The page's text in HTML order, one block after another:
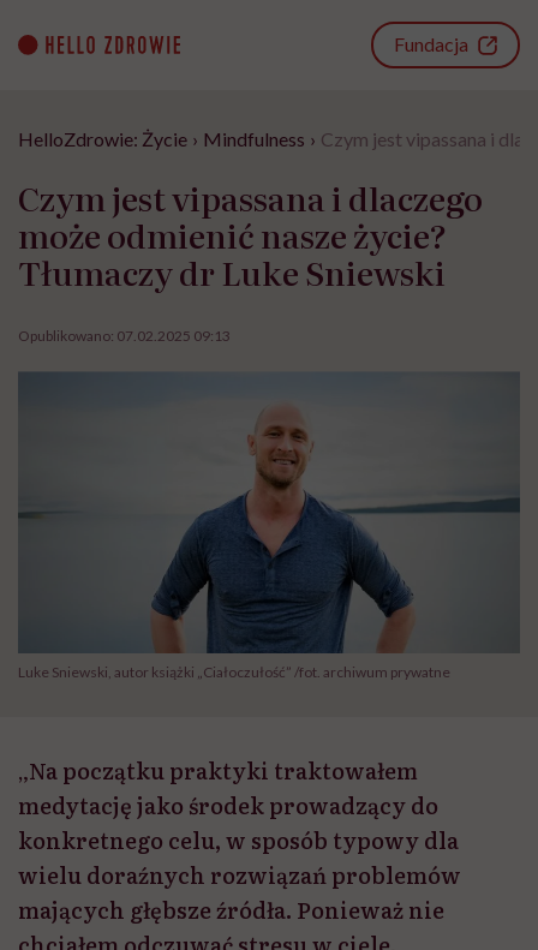
content
Fundacja
HelloZdrowie: Życie › Mindfulness › Czym jest vipassana i
Czym jest vipassana i dlaczego
może odmienić nasze życie?
Tłumaczy dr Luke Sniewski
Opublikowano: 07.02.2025 09:13
Luke Sniewski, autor książki „Ciałoczułość” /fot. archiwum prywatne
„Na początku praktyki traktowałem
medytację jako środek prowadzący do
konkretnego celu, w sposób typowy dla
wielu doraźnych rozwiązań problemów
mających głębsze źródła. Ponieważ nie